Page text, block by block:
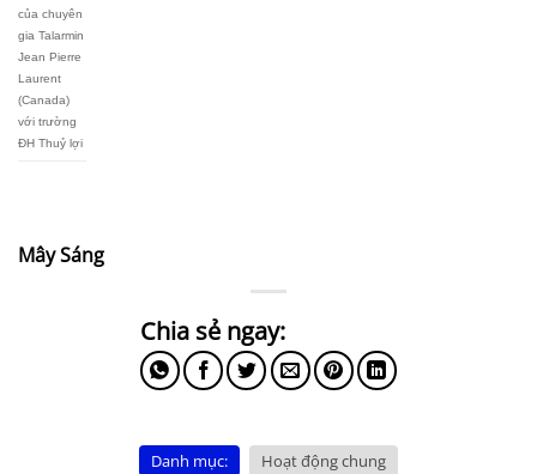
của chuyên
gia Talarmin
Jean Pierre
Laurent
(Canada)
với trường
ĐH Thuỷ lợi
Mây Sáng
Danh mục: Hoạt động chung